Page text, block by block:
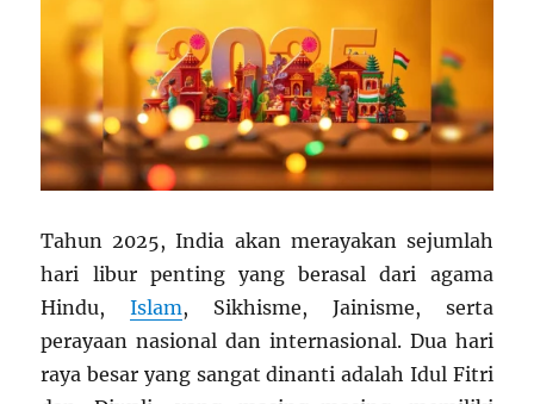
Tahun 2025, India akan merayakan sejumlah
hari libur penting yang berasal dari agama
Hindu,Islam, Sikhisme, Jainisme, serta
perayaan nasional dan internasional. Dua hari
raya besar yang sangat dinanti adalah Idul Fitri